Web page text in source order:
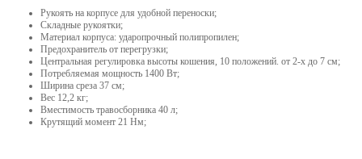
Рукоять на корпусе для удобной переноски;
Складные рукоятки;
Материал корпуса: ударопрочный полипропилен;
Предохранитель от перегрузки;
Центральная регулировка высоты кошения, 10 положений. от 2-х до 7 см;
Потребляемая мощность 1400 Вт;
Ширина среза 37 см;
Вес 12,2 кг;
Вместимость травосборника 40 л;
Крутящий момент 21 Нм;